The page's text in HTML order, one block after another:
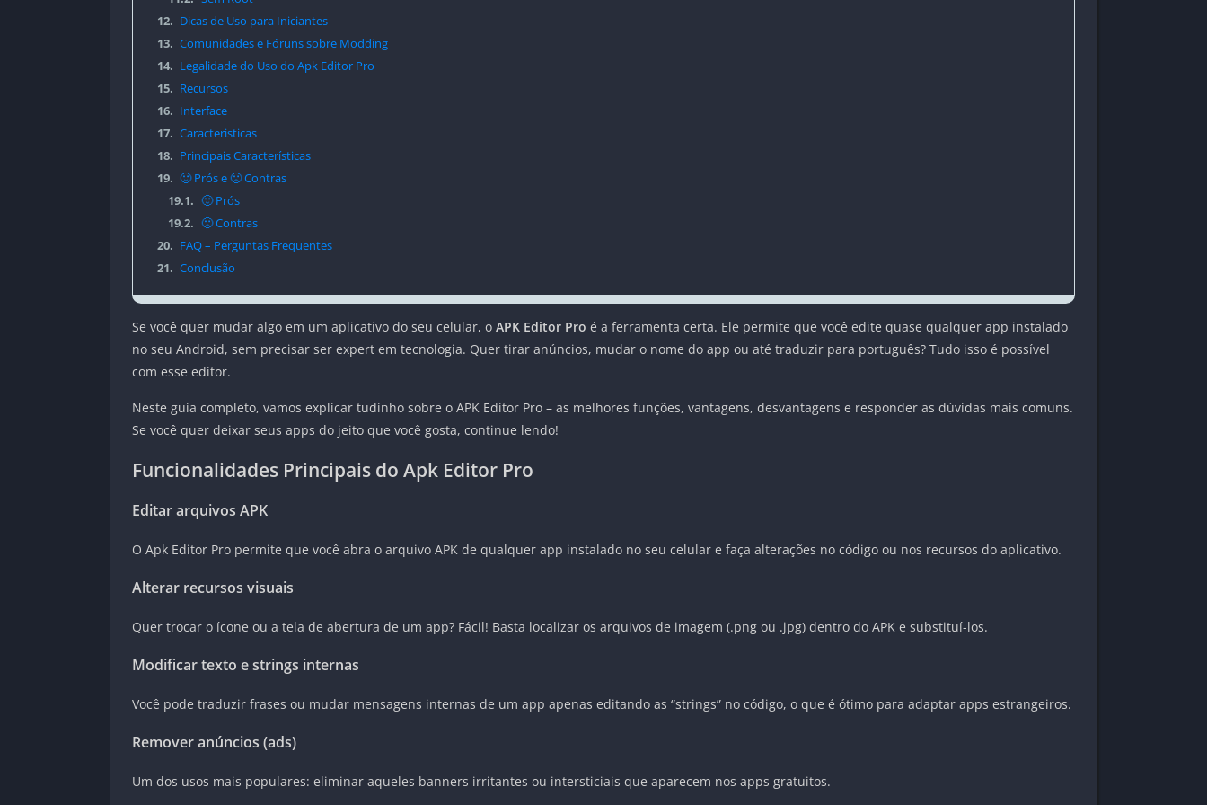
12. Dicas de Uso para Iniciantes
13. Comunidades e Fóruns sobre Modding
14. Legalidade do Uso do Apk Editor Pro
15. Recursos
16. Interface
17. Caracteristicas
18. Principais Características
19. 🙂 Prós e 🙁 Contras
19.1. 🙂 Prós
19.2. 🙁 Contras
20. FAQ – Perguntas Frequentes
21. Conclusão
Se você quer mudar algo em um aplicativo do seu celular, o APK Editor Pro é a ferramenta certa. Ele permite que você edite quase qualquer app instalado
no seu Android, sem precisar ser expert em tecnologia. Quer tirar anúncios, mudar o nome do app ou até traduzir para português? Tudo isso é possível
com esse editor.
Neste guia completo, vamos explicar tudinho sobre o APK Editor Pro – as melhores funções, vantagens, desvantagens e responder as dúvidas mais comuns.
Se você quer deixar seus apps do jeito que você gosta, continue lendo!
Funcionalidades Principais do Apk Editor Pro
Editar arquivos APK
O Apk Editor Pro permite que você abra o arquivo APK de qualquer app instalado no seu celular e faça alterações no código ou nos recursos do aplicativo.
Alterar recursos visuais
Quer trocar o ícone ou a tela de abertura de um app? Fácil! Basta localizar os arquivos de imagem (.png ou .jpg) dentro do APK e substituí-los.
Modificar texto e strings internas
Você pode traduzir frases ou mudar mensagens internas de um app apenas editando as “strings” no código, o que é ótimo para adaptar apps estrangeiros.
Remover anúncios (ads)
Um dos usos mais populares: eliminar aqueles banners irritantes ou intersticiais que aparecem nos apps gratuitos.